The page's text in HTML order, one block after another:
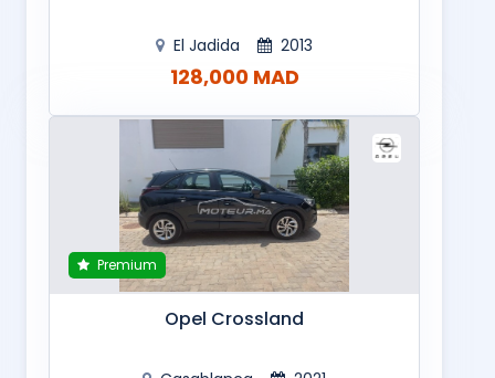
El Jadida 2013
128,000 MAD
Premium
Opel Crossland